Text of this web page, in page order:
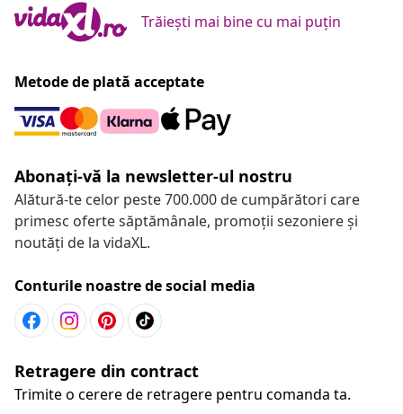
Trăiești mai bine cu mai puțin
Metode de plată acceptate
Abonați-vă la newsletter-ul nostru
Alătură-te celor peste 700.000 de cumpărători care
primesc oferte săptămânale, promoții sezoniere și
noutăți de la vidaXL.
Conturile noastre de social media
Retragere din contract
Trimite o cerere de retragere pentru comanda ta.